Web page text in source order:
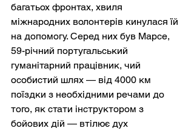
багатьох фронтах, хвиля
міжнародних волонтерів кинулася їй
на допомогу. Серед них був Марсе,
59-річний португальський
гуманітарний працівник, чий
особистий шлях — від 4000 км
поїздки з необхідними речами до
того, як стати інструктором з
бойових дій — втілює дух